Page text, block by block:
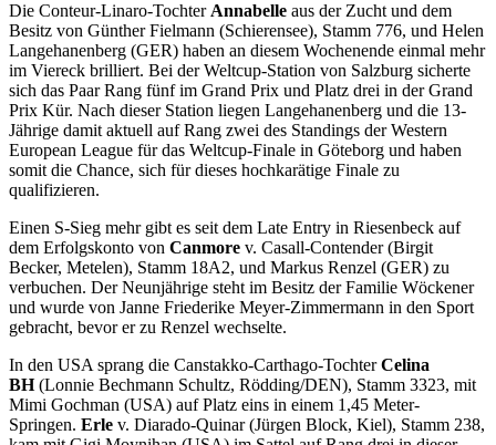
Die Conteur-Linaro-Tochter Annabelle aus der Zucht und dem
Besitz von Günther Fielmann (Schierensee), Stamm 776, und Helen
Langehanenberg (GER) haben an diesem Wochenende einmal mehr
im Viereck brilliert. Bei der Weltcup-Station von Salzburg sicherte
sich das Paar Rang fünf im Grand Prix und Platz drei in der Grand
Prix Kür. Nach dieser Station liegen Langehanenberg und die 13-
Jährige damit aktuell auf Rang zwei des Standings der Western
European League für das Weltcup-Finale in Göteborg und haben
somit die Chance, sich für dieses hochkarätige Finale zu
qualifizieren.
Einen S-Sieg mehr gibt es seit dem Late Entry in Riesenbeck auf
dem Erfolgskonto von Canmore v. Casall-Contender (Birgit
Becker, Metelen), Stamm 18A2, und Markus Renzel (GER) zu
verbuchen. Der Neunjährige steht im Besitz der Familie Wöckener
und wurde von Janne Friederike Meyer-Zimmermann in den Sport
gebracht, bevor er zu Renzel wechselte.
In den USA sprang die Canstakko-Carthago-TochterCelina
BH(Lonnie Bechmann Schultz, Rödding/DEN), Stamm 3323, mit
Mimi Gochman (USA) auf Platz eins in einem 1,45 Meter-
Springen. Erle v. Diarado-Quinar (Jürgen Block, Kiel), Stamm 238,